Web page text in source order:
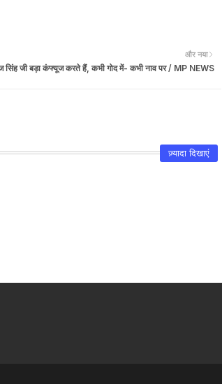
और नया
सिंह जी बड़ा कंफ्यूज करते हैं, कभी गोद में- कभी नाव पर / MP NEWS
ज़्यादा दिखाएं